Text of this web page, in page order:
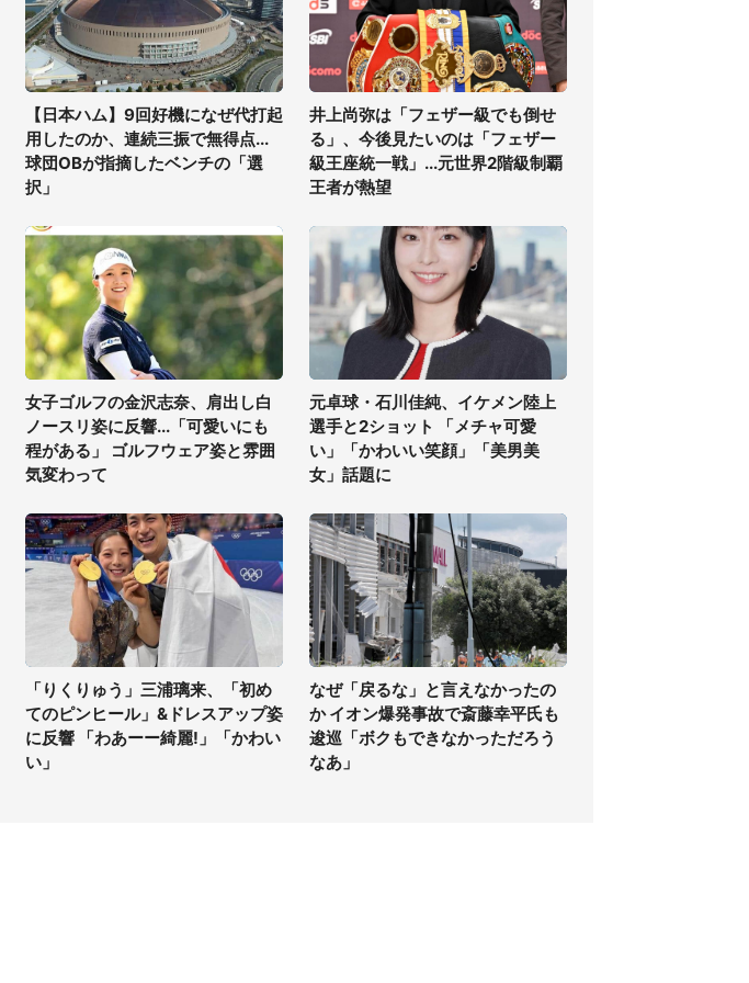
【日本ハム】9回好機になぜ代打起
用したのか、連続三振で無得点...
球団OBが指摘したベンチの「選
択」
井上尚弥は「フェザー級でも倒せ
る」、今後見たいのは「フェザー
級王座統一戦」...元世界2階級制覇
王者が熱望
女子ゴルフの金沢志奈、肩出し白
ノースリ姿に反響...「可愛いにも
程がある」 ゴルフウェア姿と雰囲
気変わって
元卓球・石川佳純、イケメン陸上
選手と2ショット 「メチャ可愛
い」「かわいい笑顔」「美男美
女」話題に
「りくりゅう」三浦璃来、「初め
てのピンヒール」&ドレスアップ姿
に反響 「わあーー綺麗!」「かわい
い」
なぜ「戻るな」と言えなかったの
か イオン爆発事故で斎藤幸平氏も
逡巡「ボクもできなかっただろう
なあ」